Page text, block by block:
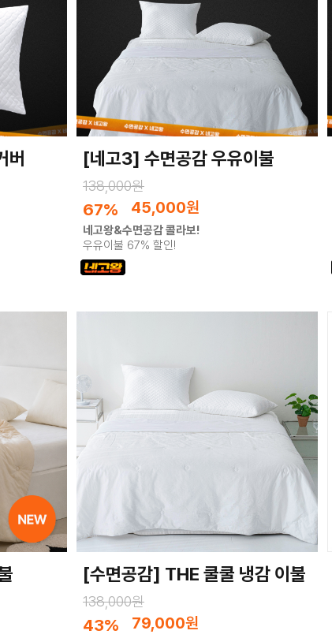
버 [네고3] 수면공감 우유이불
138,000원
67% 45,000원
네고왕&수면공감 콜라보!
우유이불 67% 할인!
[수면공감] THE 쿨쿨 냉감 이불
138,000원
43% 79,000원